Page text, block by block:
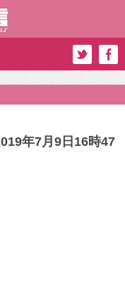
年7月9日16時47